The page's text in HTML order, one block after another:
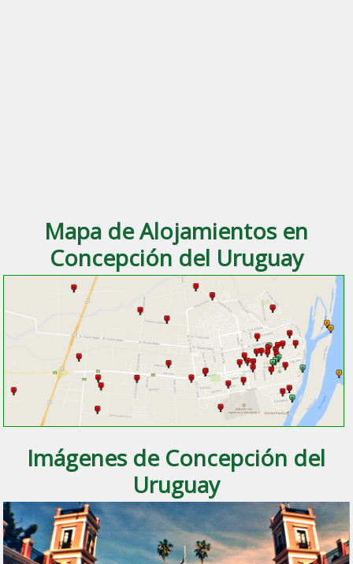
Mapa de Alojamientos en
Concepción del Uruguay
Imágenes de Concepción del
Uruguay